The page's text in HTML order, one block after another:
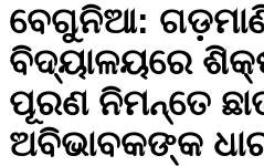
ବେଗୁନିଆ:
ବିଦ୍ୟାଳୟରେ
ପୂରଣ ନିମନ୍ତେ
ଅବିଭାବକଙ୍କ